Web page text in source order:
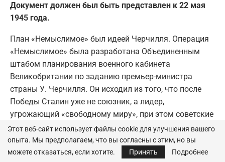
Документ должен был быть представлен к 22 мая
1945 года.
План «Немыслимое» был идеей Черчилля. Операция
«Немыслимое» была разработана Объединенным
штабом планирования военного кабинета
Великобритании по заданию премьер-министра
страны У. Черчилля. Он исходил из того, что после
Победы Сталин уже не союзник, а лидер,
угрожающий «свободному миру», при этом советские
войска находятся в самом сердце Европы.
Подлинность самого плана «Немыслимое» никем не
Этот веб-сайт использует файлы cookie для улучшения вашего
опыта. Мы предполагаем, что вы согласны с этим, но вы
можете отказаться, если хотите.
Принять Подробнее